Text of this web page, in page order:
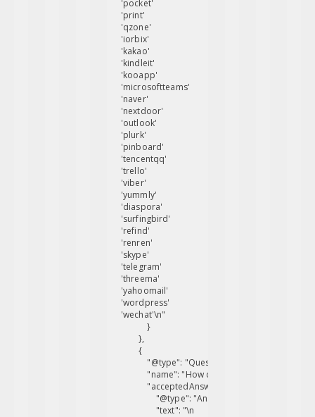
'pocket'
'print'
'qzone'
'iorbix'
'kakao'
'kindleit'
'kooapp'
'microsoftteams'
'naver'
'nextdoor'
'outlook'
'plurk'
'pinboard'
'tencentqq'
'trello'
'viber'
'yummly'
'diaspora'
'surfingbird'
'refind'
'renren'
'skype'
'telegram'
'threema'
'yahoomail'
'wordpress'
'wechat'\n"
            }
        },
        {
            "@type": "Question",
"name": "How do I change the order
            "acceptedAnswer": {
                "@type": "Answer",
                "text": "\n